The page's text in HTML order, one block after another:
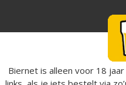
Biernet is alleen voor 18